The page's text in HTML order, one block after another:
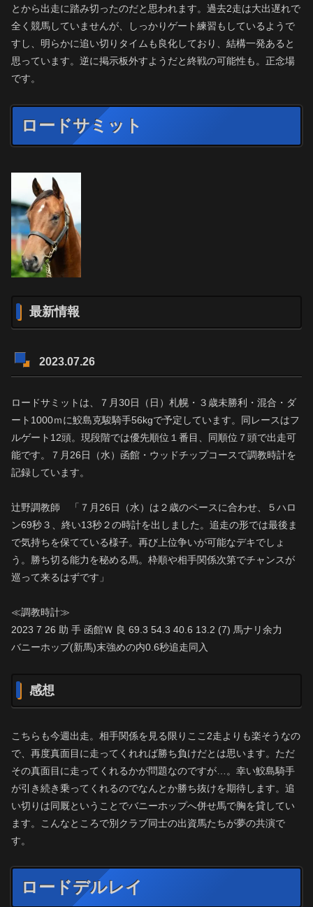
とから出走に踏み切ったのだと思われます。過去2走は大出遅れで
全く競馬していませんが、しっかりゲート練習もしているようで
すし、明らかに追い切りタイムも良化しており、結構一発あると
思っています。逆に掲示板外すようだと終戦の可能性も。正念場
です。
ロードサミット
最新情報
2023.07.26
ロードサミットは、７月30日（日）札幌・３歳未勝利・混合・ダ
ート1000ｍに鮫島克駿騎手56kgで予定しています。同レースはフ
ルゲート12頭。現段階では優先順位１番目、同順位７頭で出走可
能です。７月26日（水）函館・ウッドチップコースで調教時計を
記録しています。
辻野調教師 「７月26日（水）は２歳のペースに合わせ、５ハロ
ン69秒３、終い13秒２の時計を出しました。追走の形では最後ま
で気持ちを保てている様子。再び上位争いが可能なデキでしょ
う。勝ち切る能力を秘める馬。枠順や相手関係次第でチャンスが
巡って来るはずです」
≪調教時計≫
2023 7 26 助 手 函館Ｗ 良 69.3 54.3 40.6 13.2 (7) 馬ナリ余力
バニーホップ(新馬)末強めの内0.6秒追走同入
感想
こちらも今週出走。相手関係を見る限りここ2走よりも楽そうなの
で、再度真面目に走ってくれれば勝ち負けだとは思います。ただ
その真面目に走ってくれるかが問題なのですが…。幸い鮫島騎手
が引き続き乗ってくれるのでなんとか勝ち抜けを期待します。追
い切りは同厩ということでバニーホップへ併せ馬で胸を貸してい
ます。こんなところで別クラブ同士の出資馬たちが夢の共演で
す。
ロードデルレイ